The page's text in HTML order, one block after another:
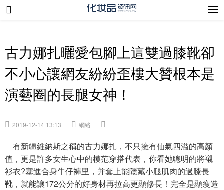
古力娜扎曬愛包腳上這雙過膝靴卻
不小心讓網友紛紛歪樓大贊根本是
演藝圈的長腿女神！
2019-12-14 13:13 網絡
有新疆維納斯之稱的古力娜扎，不只擁有仙氣四溢的高顏
值，更是許多女生心中的模范穿搭代表，你看她聰明的將襯
衫衣?塞進合身牛仔褲里，并套上能隱藏小腿肌肉的過膝長
靴，就能讓172公分的好身材再拉高更顯修長！完全是顯瘦造